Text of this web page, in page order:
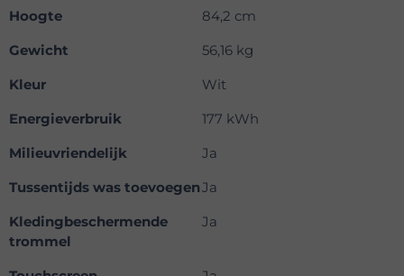
Hoogte
84,2 cm
Gewicht
56,16 kg
Kleur
Wit
Energieverbruik
177 kWh
Milieuvriendelijk
Ja
Tussentijds was toevoegenJa
Kledingbeschermende
trommel
Ja